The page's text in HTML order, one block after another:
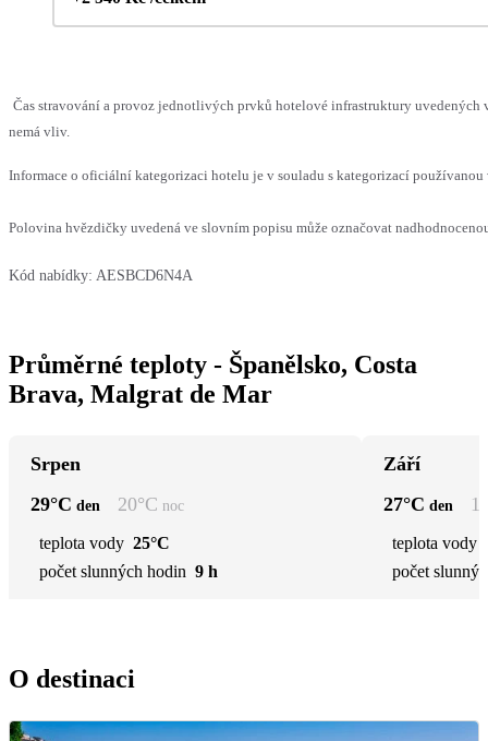
Čas stravování a provoz jednotlivých prvků hotelové infrastruktury uvedených
nemá vliv.
Informace o oficiální kategorizaci hotelu je v souladu s kategorizací
Polovina hvězdičky uvedená ve slovním popisu může označovat
Kód nabídky: AESBCD6N4A
Průměrné teploty - Španělsko, Costa
Brava, Malgrat de Mar
Srpen
29°C den 20°C noc
teplota vody 25°C
počet slunných hodin 9 h
Září
27°C den
teplota vody
počet
O destinaci